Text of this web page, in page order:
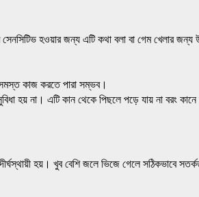
হওয়ার জন্য এটি কথা বলা বা গেম খেলার জন্য
সমস্ত কাজ করতে পারা সম্ভব।
এটি কান থেকে পিছলে পড়ে যায় না বরং কানে
হয়। খুব বেশি জলে ভিজে গেলে সঠিকভাবে